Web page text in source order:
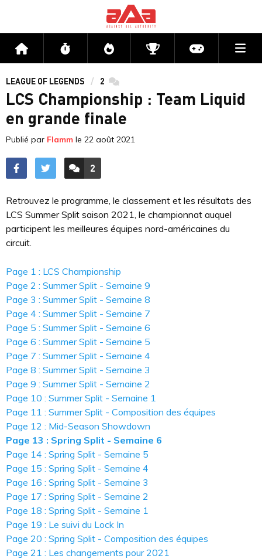
Accueil Flux Directs CompétitionsActu jeux
LEAGUE OF LEGENDS 2 commentaires
LCS Championship : Team Liquid
en grande finale
Publié par Flamm le 22 août 2021
ACCÉDER AUX
2
COMMENTAIRES
Retrouvez le programme, le classement et les résultats des
LCS Summer Split saison 2021, le championnat auquel
participent les meilleures équipes nord-américaines du
circuit.
Page 1 : LCS Championship
Page 2 : Summer Split - Semaine 9
Page 3 : Summer Split - Semaine 8
Page 4 : Summer Split - Semaine 7
Page 5 : Summer Split - Semaine 6
Page 6 : Summer Split - Semaine 5
Page 7 : Summer Split - Semaine 4
Page 8 : Summer Split - Semaine 3
Page 9 : Summer Split - Semaine 2
Page 10 : Summer Split - Semaine 1
Page 11 : Summer Split - Composition des équipes
Page 12 : Mid-Season Showdown
Page 13 : Spring Split - Semaine 6
Page 14 : Spring Split - Semaine 5
Page 15 : Spring Split - Semaine 4
Page 16 : Spring Split - Semaine 3
Page 17 : Spring Split - Semaine 2
Page 18 : Spring Split - Semaine 1
Page 19 : Le suivi du Lock In
Page 20 : Spring Split - Composition des équipes
Page 21 : Les changements pour 2021